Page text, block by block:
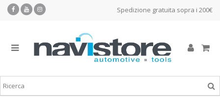
Spedizione gratuita sopra i 200€